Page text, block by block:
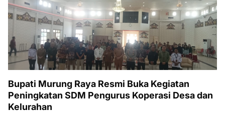
Bupati Murung Raya Resmi Buka Kegiatan
Peningkatan SDM Pengurus Koperasi Desa dan
Kelurahan